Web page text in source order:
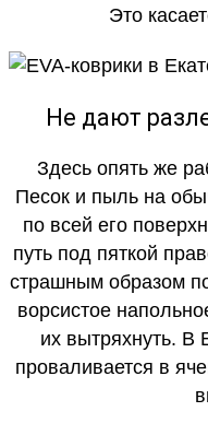
Это
Не дают
Здесь опять же
Песок и пыль на
по всей его
путь под пяткой
страшным образом
ворсистое
их вытряхнуть. В
проваливается в